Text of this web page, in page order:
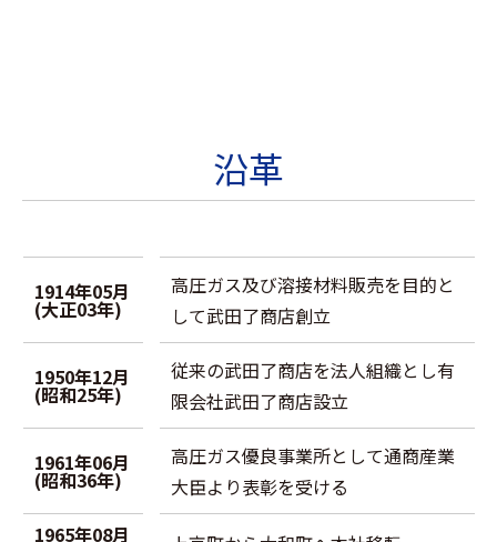
沿革
1914年05月
(大正03年)
高圧ガス及び溶接材料販売を目的と
して武田了商店創立
1950年12月
(昭和25年)
従来の武田了商店を法人組織とし有
限会社武田了商店設立
1961年06月
(昭和36年)
高圧ガス優良事業所として通商産業
大臣より表彰を受ける
1965年08月